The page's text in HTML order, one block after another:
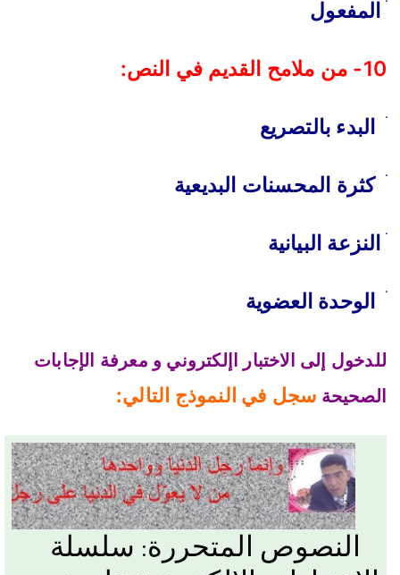
ׄ المفعول
10- من ملامح القديم في النص:
ׄ البدء بالتصريع
ׄ كثرة المحسنات البديعية
ׄ النزعة البيانية
ׄ الوحدة العضوية
للدخول إلى الاختبار اإلكتروني و معرفة الإجابات
الصحيحة سجل في النموذج التالي: